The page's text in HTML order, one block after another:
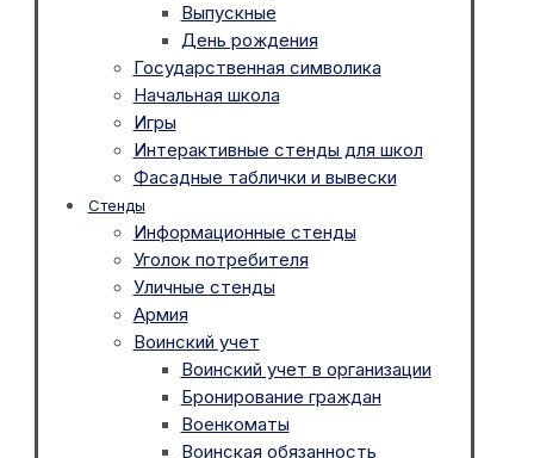
Выпускные
День рождения
Государственная символика
Начальная школа
Игры
Интерактивные стенды для школ
Фасадные таблички и вывески
Стенды
Информационные стенды
Уголок потребителя
Уличные стенды
Армия
Воинский учет
Воинский учет в организации
Бронирование граждан
Военкоматы
Воинская обязанность